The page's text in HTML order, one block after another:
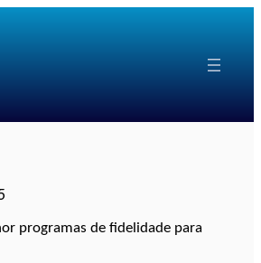
programas de fidelidade para